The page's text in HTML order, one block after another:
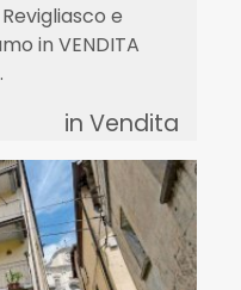
e
in VENDITA
in Vendita